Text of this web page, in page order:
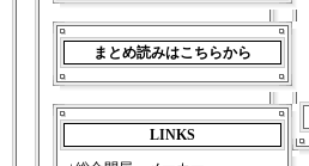
まとめ読みはこちらから
LINKS